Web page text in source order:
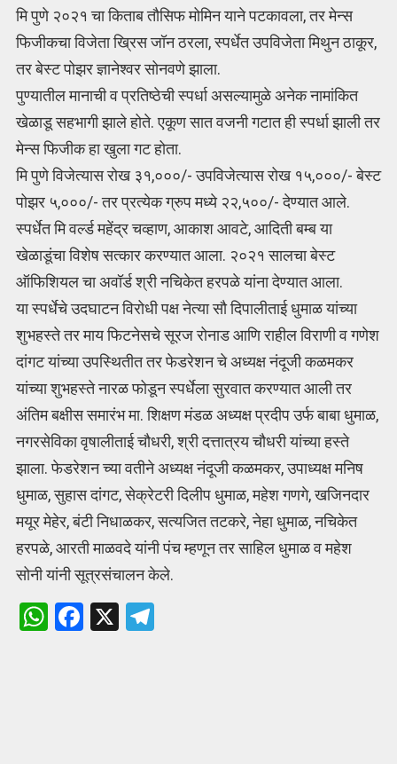
मि पुणे २०२१ चा किताब तौसिफ मोमिन याने पटकावला, तर मेन्स
फिजीकचा विजेता ख्रिस जॉन ठरला, स्पर्धेत उपविजेता मिथुन ठाकूर,
तर बेस्ट पोझर ज्ञानेश्वर सोनवणे झाला.
पुण्यातील मानाची व प्रतिष्ठेची स्पर्धा असल्यामुळे अनेक नामांकित
खेळाडू सहभागी झाले होते. एकूण सात वजनी गटात ही स्पर्धा झाली तर
मेन्स फिजीक हा खुला गट होता.
मि पुणे विजेत्यास रोख ३१,०००/- उपविजेत्यास रोख १५,०००/- बेस्ट
पोझर ५,०००/- तर प्रत्येक ग्रुप मध्ये २२,५००/- देण्यात आले.
स्पर्धेत मि वर्ल्ड महेंद्र चव्हाण, आकाश आवटे, आदिती बम्ब या
खेळाडूंचा विशेष सत्कार करण्यात आला. २०२१ सालचा बेस्ट
ऑफिशियल चा अवॉर्ड श्री नचिकेत हरपळे यांना देण्यात आला.
या स्पर्धेचे उदघाटन विरोधी पक्ष नेत्या सौ दिपालीताई धुमाळ यांच्या
शुभहस्ते तर माय फिटनेसचे सूरज रोनाड आणि राहील विराणी व गणेश
दांगट यांच्या उपस्थितीत तर फेडरेशन चे अध्यक्ष नंदूजी कळमकर
यांच्या शुभहस्ते नारळ फोडून स्पर्धेला सुरवात करण्यात आली तर
अंतिम बक्षीस समारंभ मा. शिक्षण मंडळ अध्यक्ष प्रदीप उर्फ बाबा धुमाळ,
नगरसेविका वृषालीताई चौधरी, श्री दत्तात्रय चौधरी यांच्या हस्ते
झाला. फेडरेशन च्या वतीने अध्यक्ष नंदूजी कळमकर, उपाध्यक्ष मनिष
धुमाळ, सुहास दांगट, सेक्रेटरी दिलीप धुमाळ, महेश गणगे, खजिनदार
मयूर मेहेर, बंटी निधाळकर, सत्यजित तटकरे, नेहा धुमाळ, नचिकेत
हरपळे, आरती माळवदे यांनी पंच म्हणून तर साहिल धुमाळ व महेश
सोनी यांनी सूत्रसंचालन केले.
W
F
X